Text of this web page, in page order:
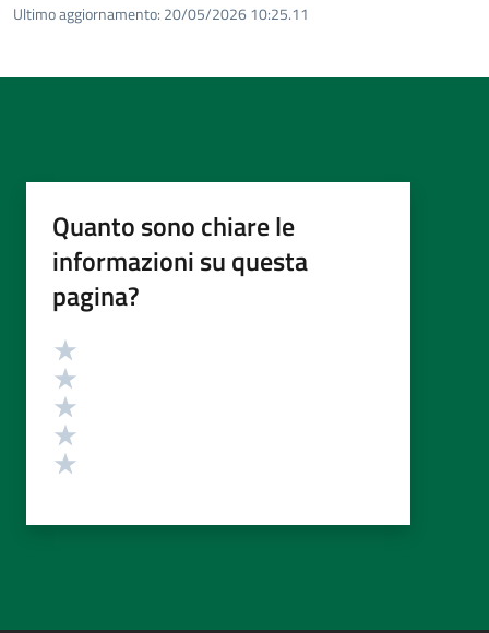
Ultimo aggiornamento: 20/05/2026 10:25.11
Quanto sono chiare le
informazioni su questa
pagina?
Valutazione